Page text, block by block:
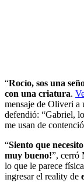
“Rocío, sos una
con una criatura.
mensaje de Oliveri a
defendió: “Gabriel,
me usan de
“Siento que
muy bueno!”, cerró
lo que le parece
ingresar el reality de